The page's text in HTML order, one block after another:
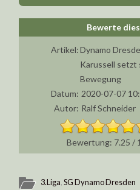
Artikel:Dynamo
Karussell setzt
Bewegung
Datum: 2020-07-07
Autor: Ralf Schneider
7.25 /
3.Liga,SG Dynamo Dresden